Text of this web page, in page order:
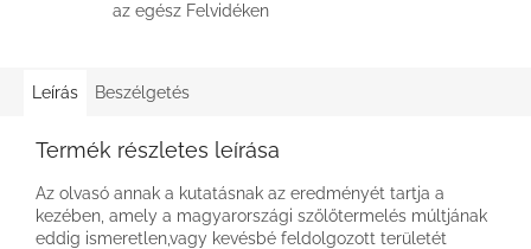
az egész Felvidéken
Leírás Beszélgetés
Termék részletes leírása
Az olvasó annak a kutatásnak az eredményét tartja a
kezében, amely a magyarországi szőlőtermelés múltjának
eddig ismeretlen,vagy kevésbé feldolgozott területét